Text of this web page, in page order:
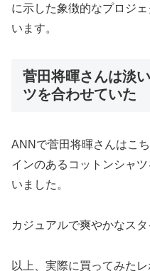
に示した象徴的なプロジ
います。
菅田将暉さんは淡
ツを合わせていた
ANNで菅田将暉さんはこ
インのあるコットンシャ
いました。
カジュアルで爽やかなスタ
以上、実際に買ってみたレ